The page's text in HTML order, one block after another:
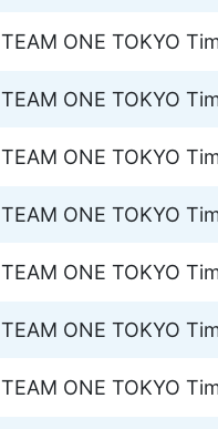
TEAM ONE TOKYO
TEAM ONE TOKYO
TEAM ONE TOKYO
TEAM ONE TOKYO
TEAM ONE TOKYO
TEAM ONE TOKYO
TEAM ONE TOKYO